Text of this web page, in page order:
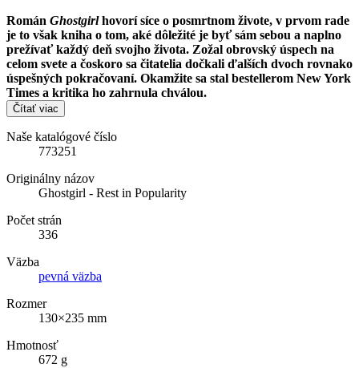
Román Ghostgirlhovorí síce o posmrtnom živote, v prvom rade
je to však kniha o tom, aké dôležité je byť sám sebou a naplno
prežívať každý deň svojho života. Zožal obrovský úspech na
celom svete a čoskoro sa čitatelia dočkali ďalších dvoch rovnako
úspešných pokračovaní. Okamžite sa stal bestellerom New York
Times a kritika ho zahrnula chválou.
Čítať viac
Naše katalógové číslo
773251
Originálny názov
Ghostgirl - Rest in Popularity
Počet strán
336
Väzba
pevná väzba
Rozmer
130×235 mm
Hmotnosť
672 g